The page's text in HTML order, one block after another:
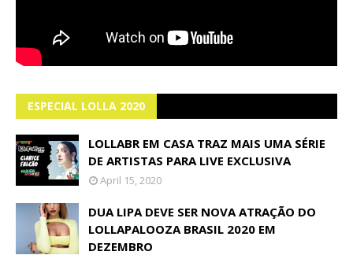
ESPECIAL LOLLA 2020
LOLLABR EM CASA TRAZ MAIS UMA SÉRIE
DE ARTISTAS PARA LIVE EXCLUSIVA
April 15, 2020
DUA LIPA DEVE SER NOVA ATRAÇÃO DO
LOLLAPALOOZA BRASIL 2020 EM
DEZEMBRO